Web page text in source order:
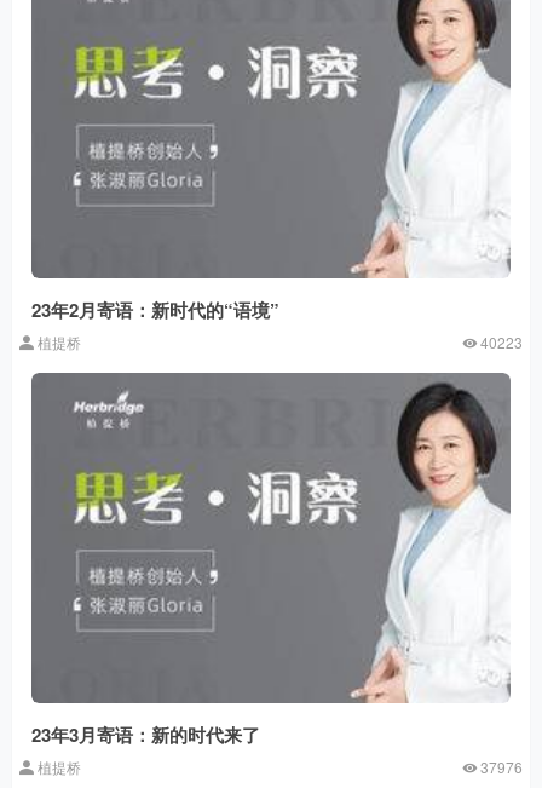
23年2月寄语：新时代的“语境”
植提桥 40223
23年3月寄语：新的时代来了
植提桥 37976